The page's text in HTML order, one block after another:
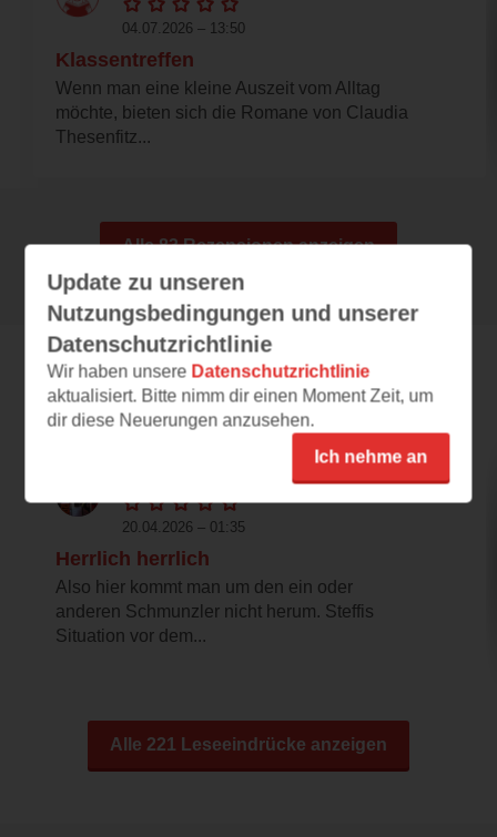
04.07.2026 – 13:50
Klassentreffen
Wenn man eine kleine Auszeit vom Alltag
möchte, bieten sich die Romane von Claudia
Thesenfitz...
Alle 83 Rezensionen anzeigen
Leseeindrücke
20.04.2026 – 01:35
Herrlich herrlich
Also hier kommt man um den ein oder
anderen Schmunzler nicht herum. Steffis
Situation vor dem...
Alle 221 Leseeindrücke anzeigen
Update zu unseren
Nutzungsbedingungen und unserer
Datenschutzrichtlinie
Wir haben unsere Datenschutzrichtlinie
aktualisiert. Bitte nimm dir einen Moment Zeit, um
dir diese Neuerungen anzusehen.
Ich nehme an